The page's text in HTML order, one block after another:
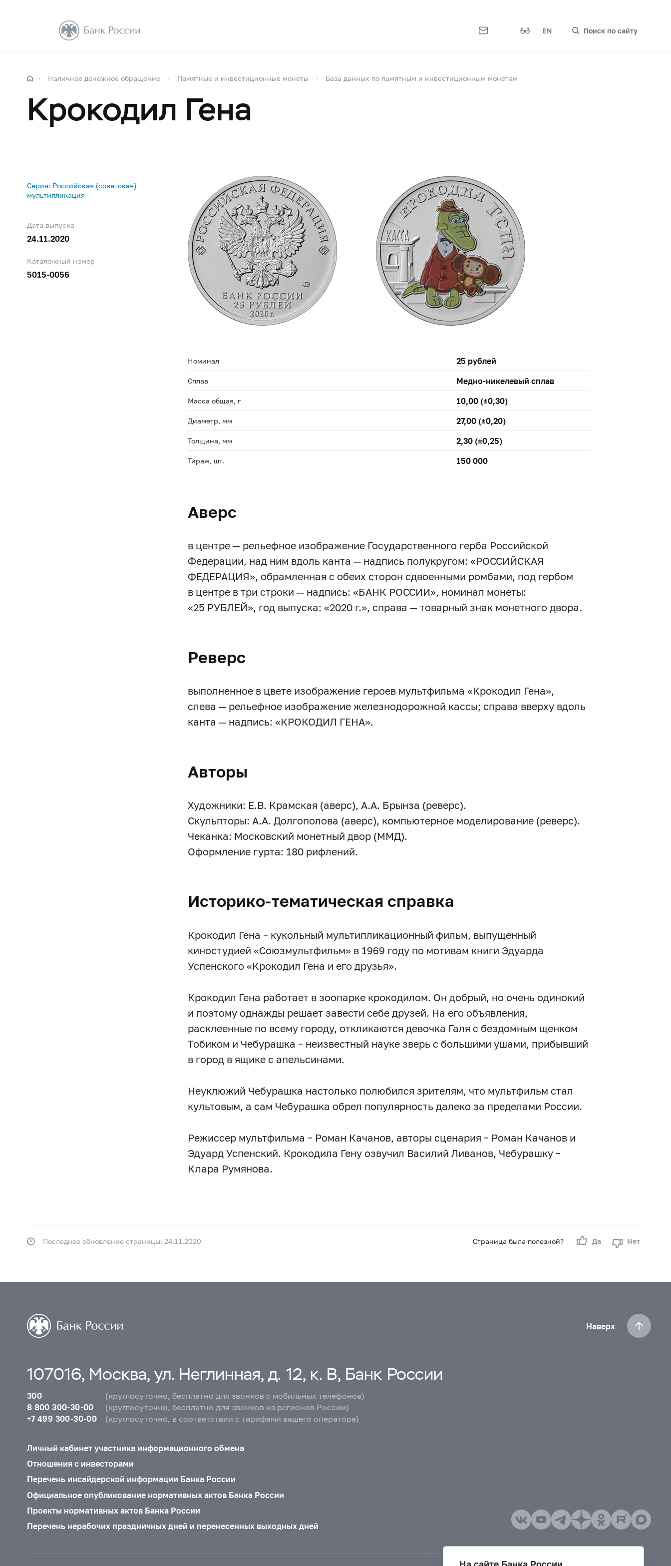
EN Поиск по сайту
Наличное денежное обращение Памятные и инвестиционные монеты База данных по памятным и инвестиционным монетам
Крокодил Гена
Серия: Российская (советская)
мультипликация
Дата выпуска
24.11.2020
Каталожный номер
5015-0056
Номинал 25 рублей
Сплав Медно-никелевый сплав
Масса общая, г 10,00 (±0,30)
Диаметр, мм 27,00 (±0,20)
Толщина, мм 2,30 (±0,25)
Тираж, шт. 150 000
Аверс
в центре — рельефное изображение Государственного герба Российской
Федерации, над ним вдоль канта — надпись полукругом: «РОССИЙСКАЯ
ФЕДЕРАЦИЯ», обрамленная с обеих сторон сдвоенными ромбами, под гербом
в центре в три строки — надпись: «БАНК РОССИИ», номинал монеты:
«25 РУБЛЕЙ», год выпуска: «2020 г.», справа — товарный знак монетного двора.
Реверс
выполненное в цвете изображение героев мультфильма «Крокодил Гена»,
слева — рельефное изображение железнодорожной кассы; справа вверху вдоль
канта — надпись: «КРОКОДИЛ ГЕНА».
Авторы
Художники: Е.В. Крамская (аверс), А.А. Брынза (реверс).
Скульпторы: А.А. Долгополова (аверс), компьютерное моделирование (реверс).
Чеканка: Московский монетный двор (ММД).
Оформление гурта: 180 рифлений.
Историко-тематическая справка
Крокодил Гена – кукольный мультипликационный фильм, выпущенный
киностудией «Союзмультфильм» в 1969 году по мотивам книги Эдуарда
Успенского «Крокодил Гена и его друзья».
Крокодил Гена работает в зоопарке крокодилом. Он добрый, но очень одинокий
и поэтому однажды решает завести себе друзей. На его объявления,
расклеенные по всему городу, откликаются девочка Галя с бездомным щенком
Тобиком и Чебурашка – неизвестный науке зверь с большими ушами, прибывший
в город в ящике с апельсинами.
Неуклюжий Чебурашка настолько полюбился зрителям, что мультфильм стал
культовым, а сам Чебурашка обрел популярность далеко за пределами России.
Режиссер мультфильма – Роман Качанов, авторы сценария – Роман Качанов и
Эдуард Успенский. Крокодила Гену озвучил Василий Ливанов, Чебурашку –
Клара Румянова.
Страница была полезной? Да Нет
Последнее обновление страницы: 24.11.2020
Наверх
107016, Москва, ул. Неглинная, д. 12, к. В, Банк России
300
(круглосуточно, бесплатно для звонков с мобильных телефонов)
8 800 300-30-00
(круглосуточно, бесплатно для звонков из регионов России)
+7 499 300-30-00
(круглосуточно, в соответствии с тарифами вашего оператора)
Личный кабинет участника информационного обмена
Отношения с инвесторами
Перечень инсайдерской информации Банка России
Официальное опубликование нормативных актов Банка России
Проекты нормативных актов Банка России
Перечень нерабочих праздничных дней и перенесенных выходных дней